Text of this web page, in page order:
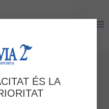
treballÉS LA